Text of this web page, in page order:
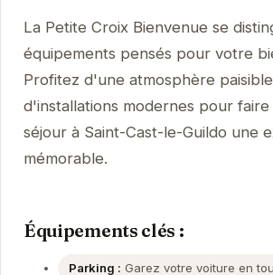
La Petite Croix Bienvenue se
équipements pensés pour votre
Profitez d'une atmosphère
d'installations modernes pour
séjour à Saint-Cast-le-Guildo une
mémorable.
Équipements clés :
Parking : Garez votre voiture en